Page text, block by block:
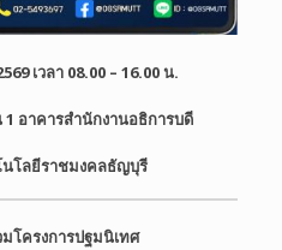
เวลา 08.00 – 16.00 น.
อาคารสำนักงานอธิการบดี
โลยีราชมงคลธัญบุรี
มโครงการปฐมนิเทศ